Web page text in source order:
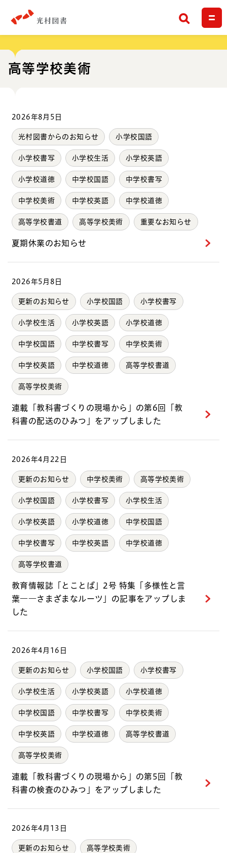
検索
高等学校美術
2026年8月5日
光村図書からのお知らせ 小学校国語
小学校書写 小学校生活 小学校英語
小学校道徳 中学校国語 中学校書写
中学校美術 中学校英語 中学校道徳
高等学校書道 高等学校美術 重要なお知らせ
夏期休業のお知らせ
2026年5月8日
更新のお知らせ 小学校国語 小学校書写
小学校生活 小学校英語 小学校道徳
中学校国語 中学校書写 中学校美術
中学校英語 中学校道徳 高等学校書道
高等学校美術
連載「教科書づくりの現場から」の第6回「教
科書の配送のひみつ」をアップしました
2026年4月22日
更新のお知らせ 中学校美術 高等学校美術
小学校国語 小学校書写 小学校生活
小学校英語 小学校道徳 中学校国語
中学校書写 中学校英語 中学校道徳
高等学校書道
教育情報誌「とことば」2号 特集「多様性と言
葉――さまざまなルーツ」の記事をアップしま
した
2026年4月16日
更新のお知らせ 小学校国語 小学校書写
小学校生活 小学校英語 小学校道徳
中学校国語 中学校書写 中学校美術
中学校英語 中学校道徳 高等学校書道
高等学校美術
連載「教科書づくりの現場から」の第5回「教
科書の検査のひみつ」をアップしました
2026年4月13日
更新のお知らせ 高等学校美術